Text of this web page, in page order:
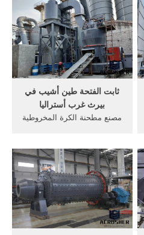
ltd هي إحدى شركات
التكنولوجيا الفائقة ، والتي
تتضمن البحث والتطوير والإنتاج
والمبيعات والخدمات أيضًا.
ثابت الفتحة طين أشيب في
بيرث غرب أستراليا
مصنع مطحنة الكرة المخروطية
الميكا آلة مطحنة الكرة
الصغيرة الحجم; ثابت الفتحة
طين أشيب في بيرث غرب
أستراليا; أفضل كسارات العالم
كسارات ...